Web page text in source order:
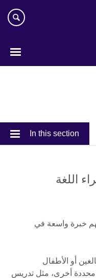
In this section
اللغة
خبرة واسعة في
أو الأطفال
محددة أخرى، مثل تدريس